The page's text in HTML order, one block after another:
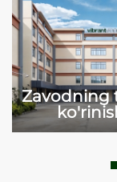
Zavodning